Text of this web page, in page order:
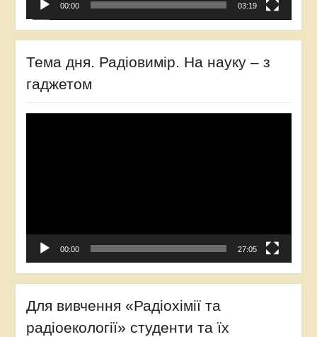
00:00 03:19
Тема дня. Радіовимір. На науку – з
гаджетом
00:00 27:05
Для вивчення «Радіохімії та
радіоекології» студенти та їх